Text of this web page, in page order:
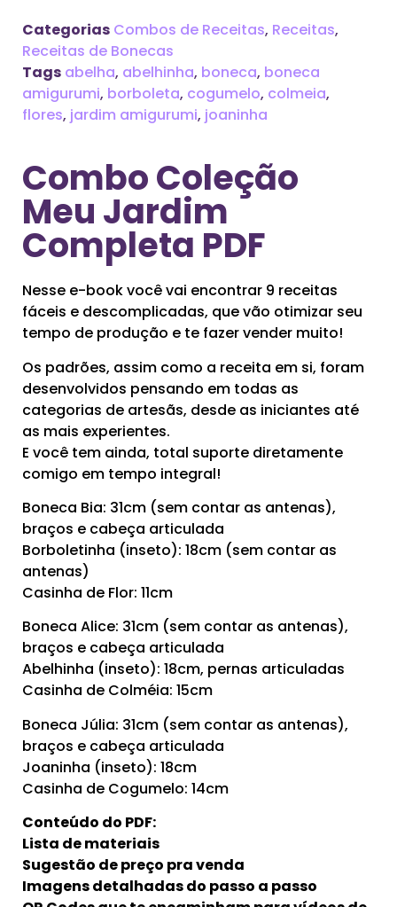
Categorias Combos de Receitas, Receitas,
Receitas de Bonecas
Tags abelha, abelhinha, boneca, boneca
amigurumi, borboleta, cogumelo, colmeia,
flores, jardim amigurumi, joaninha
Combo Coleção
Meu Jardim
Completa PDF
Nesse e-book você vai encontrar 9 receitas
fáceis e descomplicadas, que vão otimizar seu
tempo de produção e te fazer vender muito!
Os padrões, assim como a receita em si, foram
desenvolvidos pensando em todas as
categorias de artesãs, desde as iniciantes até
as mais experientes.
E você tem ainda, total suporte diretamente
comigo em tempo integral!
Boneca Bia: 31cm (sem contar as antenas),
braços e cabeça articulada
Borboletinha (inseto): 18cm (sem contar as
antenas)
Casinha de Flor: 11cm
Boneca Alice: 31cm (sem contar as antenas),
braços e cabeça articulada
Abelhinha (inseto): 18cm, pernas articuladas
Casinha de Colméia: 15cm
Boneca Júlia: 31cm (sem contar as antenas),
braços e cabeça articulada
Joaninha (inseto): 18cm
Casinha de Cogumelo: 14cm
Conteúdo do PDF:
Lista de materiais
Sugestão de preço pra venda
Imagens detalhadas do passo a passo